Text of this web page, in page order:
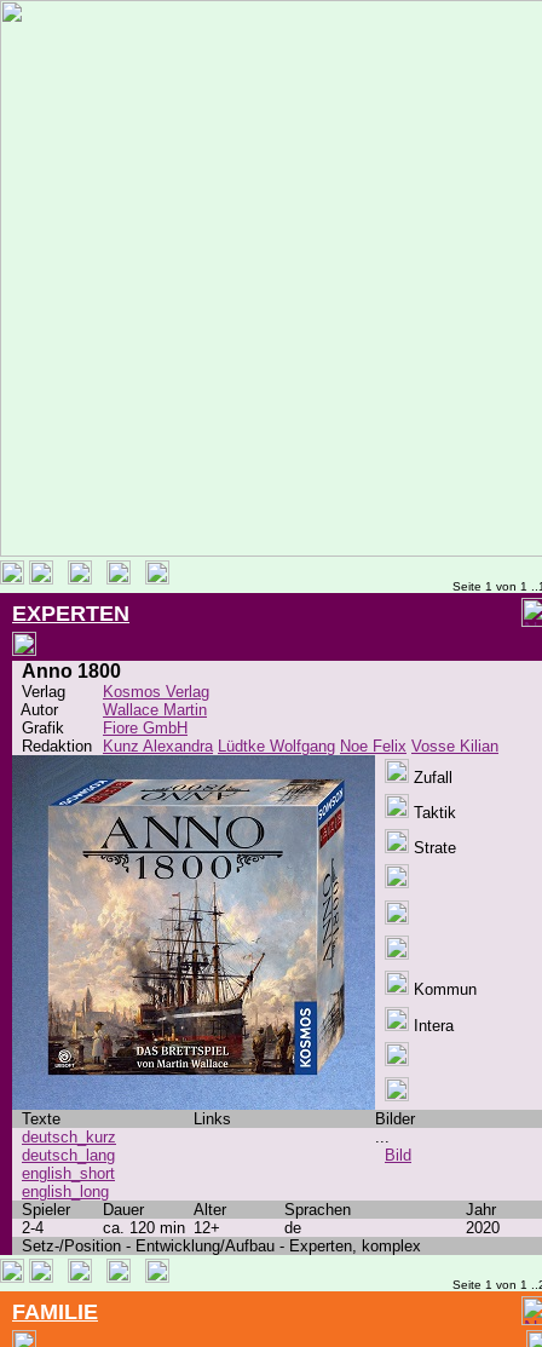
Seite 1 von 1
EXPERTEN
Anno 1800
Verlag
Kosmos Verlag
Autor
Wallace Martin
Grafik
Fiore GmbH
Redaktion
Kunz Alexandra Lüdtke Wolfgang Noe Felix Vosse Kilian
Zufall
Taktik
Strate
Kommun
Intera
Texte Links
Bilder
deutsch_kurz
deutsch_lang
english_short
english_long
...
Bild
Spieler Dauer Alter Sprachen
Jahr
2-4
ca. 120 min 12+ de
2020
Setz-/Position - Entwicklung/Aufbau - Experten, komplex
Seite 1 von 1
FAMILIE